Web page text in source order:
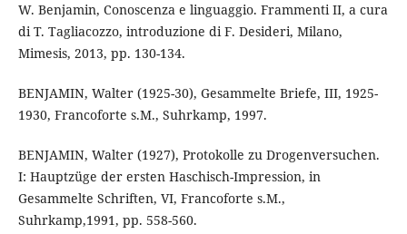
W. Benjamin, Conoscenza e linguaggio. Frammenti II, a cura
di T. Tagliacozzo, introduzione di F. Desideri, Milano,
Mimesis, 2013, pp. 130-134.
BENJAMIN, Walter (1925-30), Gesammelte Briefe, III, 1925-
1930, Francoforte s.M., Suhrkamp, 1997.
BENJAMIN, Walter (1927), Protokolle zu Drogenversuchen.
I: Hauptzüge der ersten Haschisch-Impression, in
Gesammelte Schriften, VI, Francoforte s.M.,
Suhrkamp,1991, pp. 558-560.